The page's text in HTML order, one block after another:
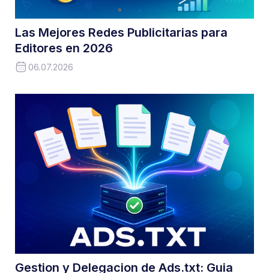
Las Mejores Redes Publicitarias para
Editores en 2026
06.07.2026
Gestion y Delegacion de Ads.txt: Guia